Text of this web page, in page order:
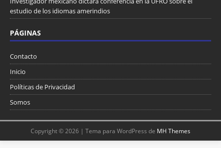
estudio de los idiomas amerindios
PÁGINAS
Contacto
Inicio
Políticas de Privacidad
Somos
Copyright © 2026 | Tema para WordPress de MH Themes